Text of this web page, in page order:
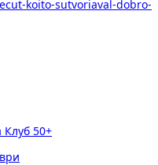
koito-sutvoriaval-dobro-
Клуб 50+